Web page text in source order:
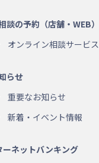
談の予約（店舗・WEB）
オンライン相談サービス
らせ
重要なお知らせ
新着・イベント情報
ーネットバンキング